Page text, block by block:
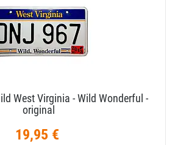
West Virginia - Wild Wonderful -
original
19,95 €